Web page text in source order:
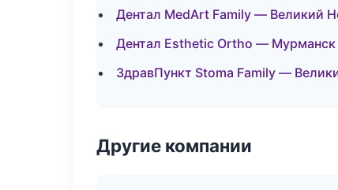
Дентал MedArt Family — Великий
Дентал Esthetic Ortho — Мурманск
ЗдравПункт Stoma Family —
Другие компании